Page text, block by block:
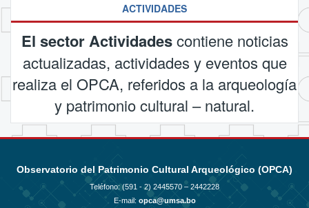
ACTIVIDADES
El sector Actividadescontiene noticias
actualizadas, actividades y eventos que
realiza el OPCA, referidos a la arqueología
y patrimonio cultural – natural.
Observatorio del Patrimonio Cultural Arqueológico (OPCA)
Teléfono: (591 - 2) 2445570 – 2442228
E-mail: opca@umsa.bo